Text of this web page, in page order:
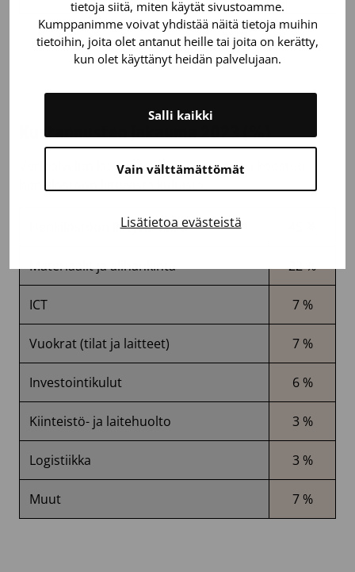
tietoja siitä, miten käytät sivustoamme.
Kumppanimme voivat yhdistää näitä tietoja muihin
tietoihin, joita olet antanut heille tai joita on kerätty,
kun olet käyttänyt heidän palvelujaan.
Vain välttämättömät
Salli kaikki
Lisätietoa evästeistä
Kustannusten jakauma 2023 (%)
Veripalvelun kustannuksista suurin osa koostuu
henkilöstöön liittyvistä kuluista.
Henkilöstöön liittyvät kulut
Materiaalit ja alihankinta 22 %
ICT 7 %
Vuokrat (tilat ja laitteet) 7 %
Investointikulut 6 %
Kiinteistö- ja laitehuolto 3 %
Logistiikka 3 %
Muut 7 %